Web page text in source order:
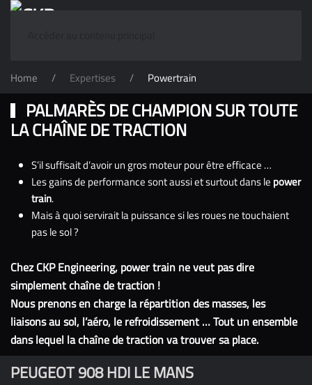
Home Expertises Powertrain
PALMARÈS DE CHAMPION SUR TOUTE
LA CHAÎNE DE TRACTION
S’il suffisait d’avoir un gros moteur pour être efficace …
Les gains de performance sont aussi et surtout dans le power
train.
Mais à quoi servirait la puissance si les roues ne touchaient
pas le sol ?
Chez CKP Engineering, power train ne veut pas dire
simplement chaîne de traction !
Nous prenons en charge la répartition des masses, les
liaisons au sol, l’aéro, le refroidissement … Tout un ensemble
dans lequel la chaîne de traction va trouver sa place.
PEUGEOT 908 HDI LE MANS